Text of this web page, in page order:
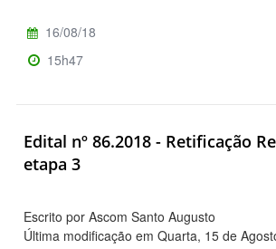
16/08/18
15h47
Edital nº 86.2018 - Retificação
etapa 3
Escrito por Ascom Santo Augusto
Última modificação em Quarta, 15 de